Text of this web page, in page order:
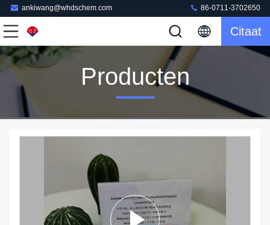
ankiwang@whdschem.com 86-0711-3702650
Citaat
Producten